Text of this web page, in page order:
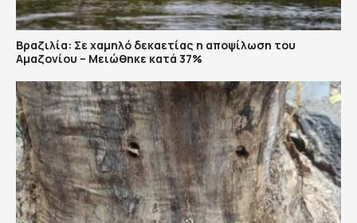
Βραζιλία: Σε χαμηλό δεκαετίας η αποψίλωση του
Αμαζονίου – Μειώθηκε κατά 37%